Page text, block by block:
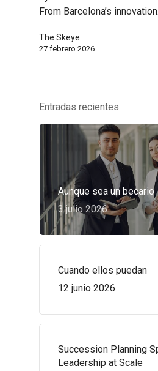
From Barcelona’s
The Skeye
27 febrero 2026
Entradas recientes
Aunque sea un becario
3 julio 2026
Cuando ellos puedan
12 junio 2026
Succession Planning
Leadership at Scale